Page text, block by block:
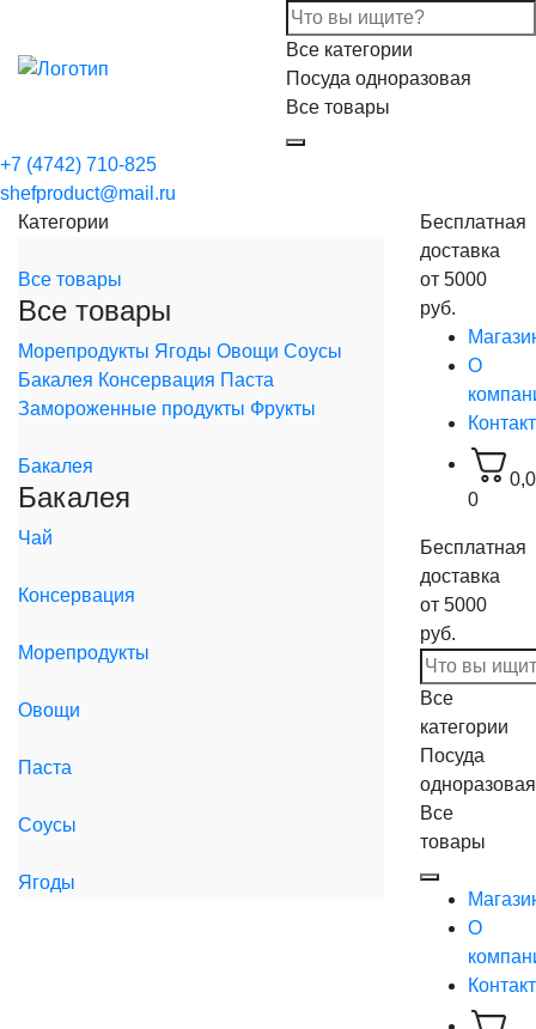
Все категории
Посуда одноразовая
Все товары
+7 (4742) 710-825
shefproduct@mail.ru
Категории
Все товары
Все товары
Морепродукты Ягоды Овощи Соусы
Бакалея Консервация Паста
Замороженные продукты Фрукты
Бакалея
Бакалея
Чай
Консервация
Морепродукты
Овощи
Паста
Соусы
Ягоды
Бесплатная
доставка
от 5000
руб.
О
0
Бесплатная
доставка
от 5000
руб.
Все
категории
Посуда
одноразовая
Все
товары
О